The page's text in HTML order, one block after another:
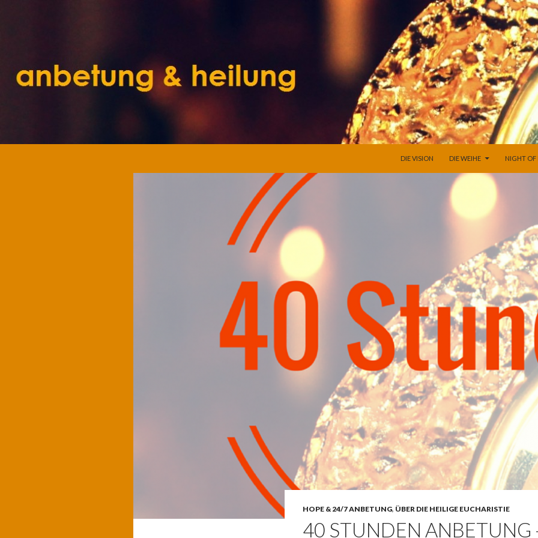
DIE VISION
DIE WEIHE NIGHT OF
HOPE & 24/7 ANBETUNG, ÜBER DIE HEILIGE EUCHARISTIE
40 STUNDEN ANBETUNG